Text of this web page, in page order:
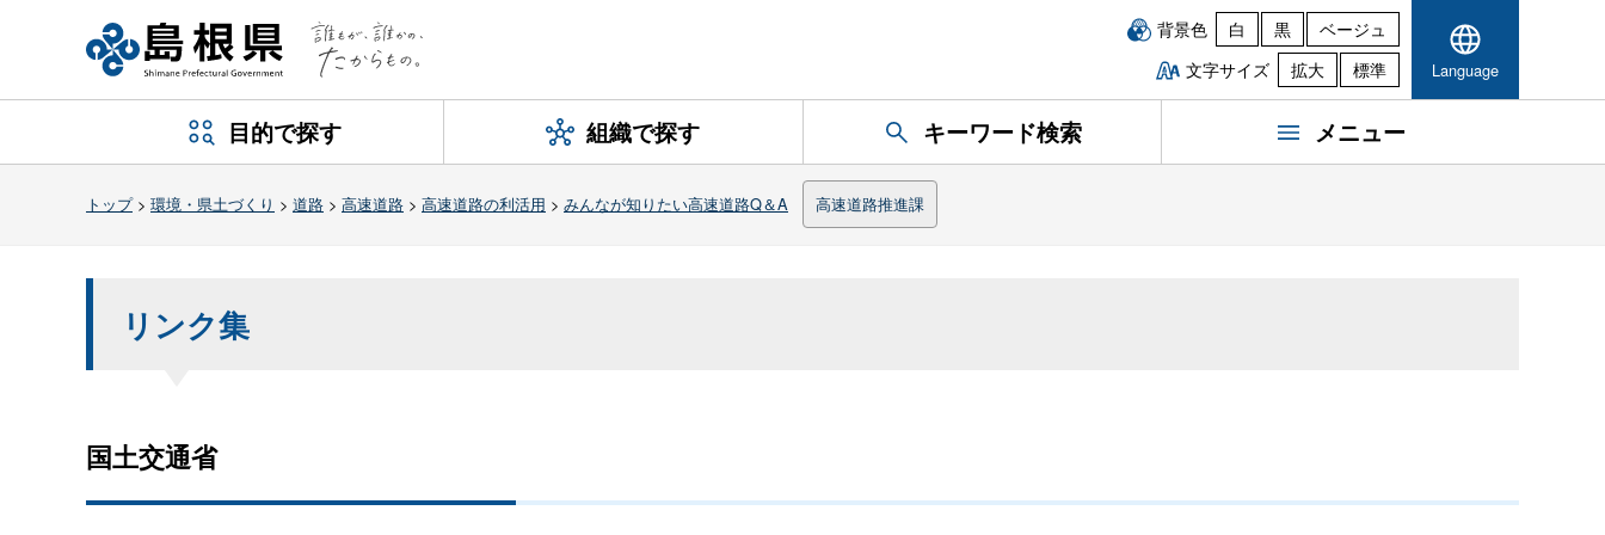
背景色 白 黒
ベージュ
文字サイズ
拡大 標準 Language
目的で探す 組織で探す キーワード検索 メニュー
トップ> 環境・県土づくり > 道路 > 高速道路 > 高速道路の利活用 > みんなが知りたい高速道路Q＆A 高速道路推進課
リンク集
国土交通省